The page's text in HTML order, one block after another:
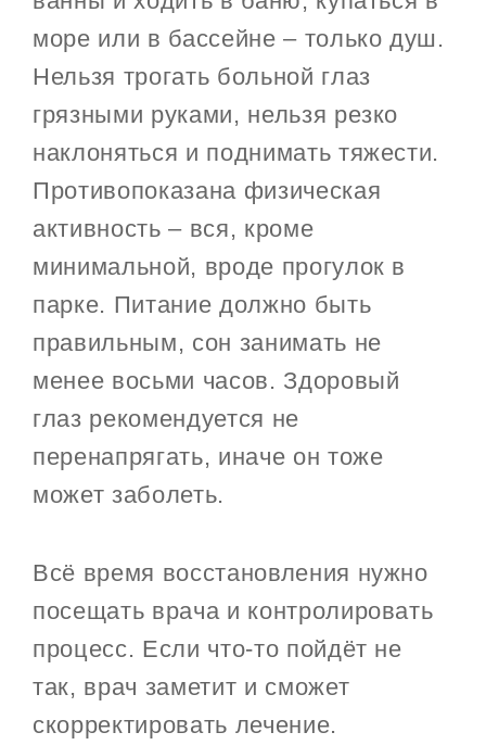
море или в бассейне – только душ.
Нельзя трогать больной глаз
грязными руками, нельзя резко
наклоняться и поднимать тяжести.
Противопоказана физическая
активность – вся, кроме
минимальной, вроде прогулок в
парке. Питание должно быть
правильным, сон занимать не
менее восьми часов. Здоровый
глаз рекомендуется не
перенапрягать, иначе он тоже
может заболеть.
Всё время восстановления нужно
посещать врача и контролировать
процесс. Если что-то пойдёт не
так, врач заметит и сможет
скорректировать лечение.